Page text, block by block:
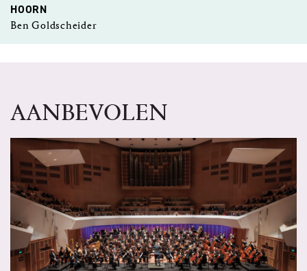
HOORN
Ben Goldscheider
AANBEVOLEN